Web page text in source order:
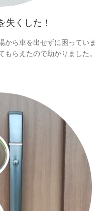
失くした！
から車を出せずに困っていま
もらえたので助かりました。